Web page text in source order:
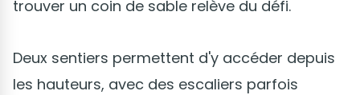
trouver un coin de sable relève du défi.
Deux sentiers permettent d'y accéder depuis
les hauteurs, avec des escaliers parfois